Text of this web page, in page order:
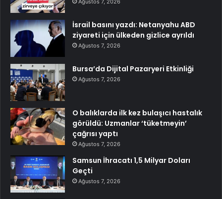
Ağustos 7, 2026
İsrail basını yazdı: Netanyahu ABD
ziyareti için ülkeden gizlice ayrıldı
Ağustos 7, 2026
Bursa’da Dijital Pazaryeri Etkinliği
Ağustos 7, 2026
O balıklarda ilk kez bulaşıcı hastalık
görüldü: Uzmanlar ‘tüketmeyin’
çağrısı yaptı
Ağustos 7, 2026
Samsun İhracatı 1,5 Milyar Doları
Geçti
Ağustos 7, 2026